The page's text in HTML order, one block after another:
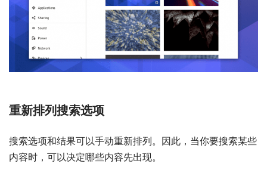
重新排列搜索选项
搜索选项和结果可以手动重新排列。因此，当你要搜索某些
内容时，可以决定哪些内容先出现。